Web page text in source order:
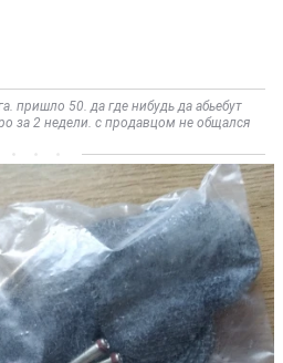
пришло 50. да где нибудь да абьебут
за 2 недели. с продавцом не общался